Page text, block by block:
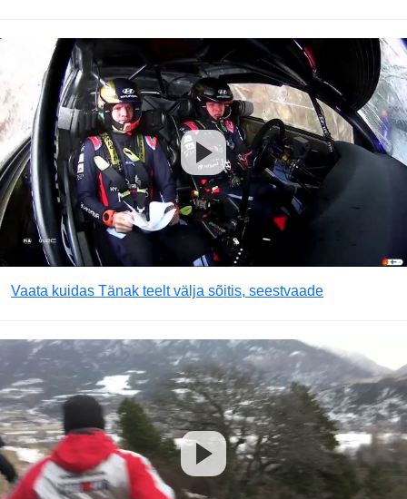
Vaata kuidas Tänak teelt välja sõitis, seestvaade